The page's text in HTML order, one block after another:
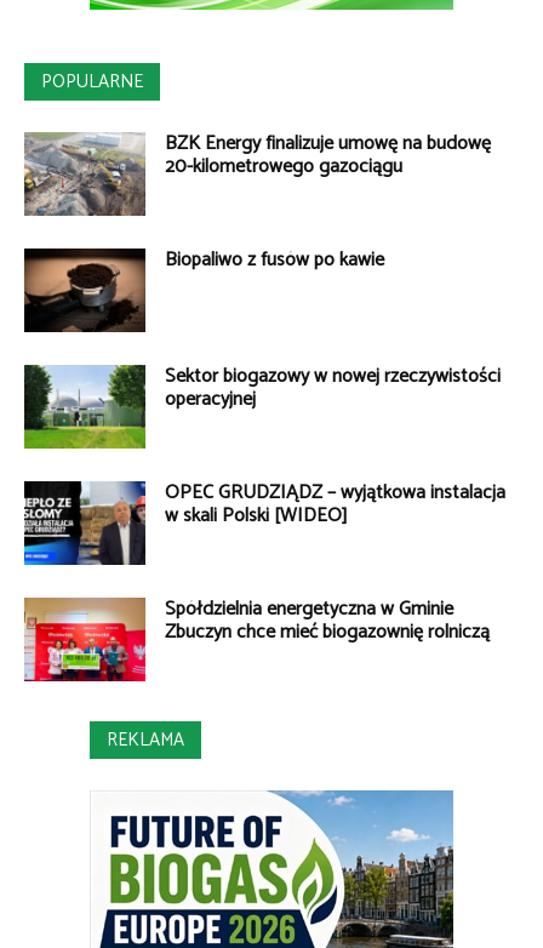
POPULARNE
BZK Energy finalizuje umowę na budowę
20-kilometrowego gazociągu
Biopaliwo z fusów po kawie
Sektor biogazowy w nowej rzeczywistości
operacyjnej
OPEC GRUDZIĄDZ – wyjątkowa instalacja
w skali Polski [WIDEO]
Spółdzielnia energetyczna w Gminie
Zbuczyn chce mieć biogazownię rolniczą
REKLAMA